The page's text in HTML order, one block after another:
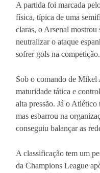
A partida foi marcada
física, típica de uma
claras, o Arsenal mostrou
neutralizar o ataque
sofrer gols na
Sob o comando de Mikel
maturidade tática e
alta pressão. Já o
mas esbarrou na
conseguiu balançar as
A classificação tem um
da Champions League